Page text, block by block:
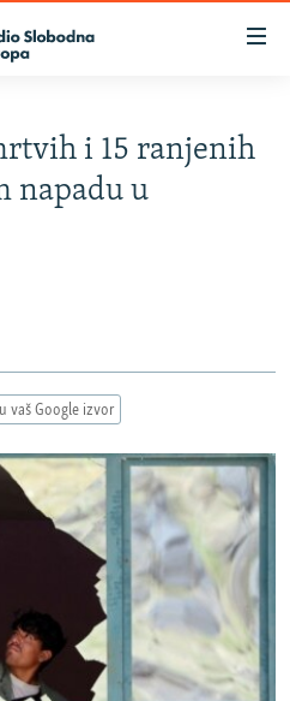
i 15 ranjenih
napadu u
vaš Google izvor